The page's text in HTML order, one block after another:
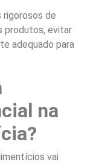
rigorosos de
produtos, evitar
adequado para
na
vai